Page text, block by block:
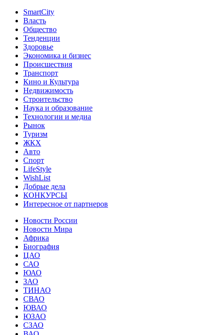
SmartCity
Власть
Общество
Тенденции
Здоровье
Экономика и бизнес
Происшествия
Транспорт
Кино и Культура
Недвижимость
Строительство
Наука и образование
Технологии и медиа
Рынок
Туризм
ЖКХ
Авто
Спорт
LifeStyle
WishList
Добрые дела
КОНКУРСЫ
Интересное от партнеров
Новости России
Новости Мира
Африка
Биография
ЦАО
САО
ЮАО
ЗАО
ТИНАО
СВАО
ЮВАО
ЮЗАО
СЗАО